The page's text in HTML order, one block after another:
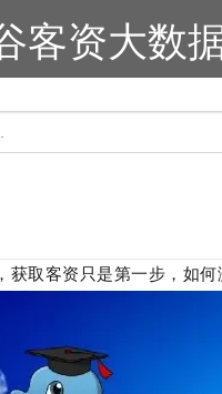
客资大数
取客资只是第一步，如何